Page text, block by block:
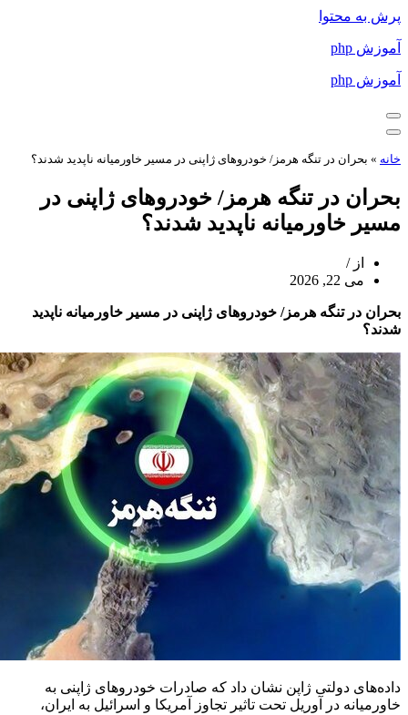
پرش به محتوا
آموزش php
آموزش php
فهرست
ناوبری
فهرست
ناوبری
خانه » بحران در تنگه هرمز/ خودروهای ژاپنی در مسیر خاورمیانه ناپدید شدند؟
بحران در تنگه هرمز/ خودروهای ژاپنی در
مسیر خاورمیانه ناپدید شدند؟
از
می 22, 2026
بحران در تنگه هرمز/ خودروهای ژاپنی در مسیر خاورمیانه ناپدید
شدند؟
داده‌های دولتی ژاپن نشان داد که صادرات خودروهای ژاپنی به
خاورمیانه در آوریل تحت تاثیر تجاوز آمریکا و اسرائیل به ایران،